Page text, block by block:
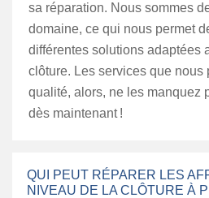
sa réparation. Nous sommes
domaine, ce qui nous permet
différentes solutions adaptées
clôture. Les services que nous
qualité, alors, ne les manquez
dès maintenant !
QUI PEUT RÉPARER LES
NIVEAU DE LA CLÔTURE À